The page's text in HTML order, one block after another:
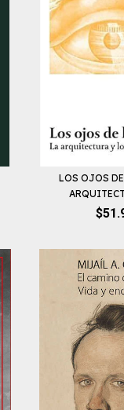
LOS OJOS